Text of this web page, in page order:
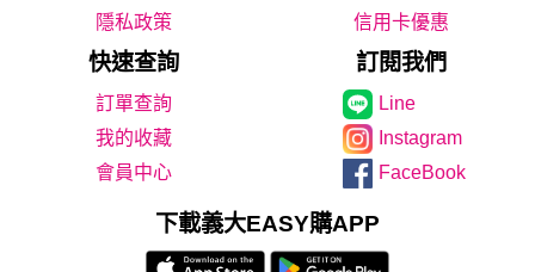
隱私政策
信用卡優惠
快速查詢 訂閱我們
Line
我的收藏
Instagram
會員中心
FaceBook
下載義大EASY購APP